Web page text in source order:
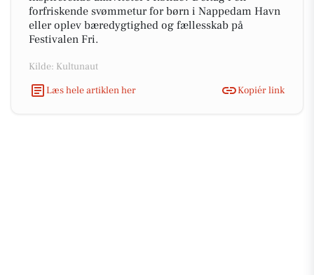
forfriskende svømmetur for børn i Nappedam Havn
eller oplev bæredygtighed og fællesskab på
Festivalen Fri.
Kilde: Kultunaut
Læs hele artiklen her
Kopiér link